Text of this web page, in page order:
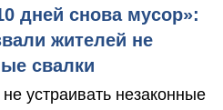
дней снова мусор»:
жителей не
свалки
устраивать незаконные